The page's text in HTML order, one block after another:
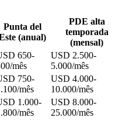
Punta del
(anual)
PDE alta
temporada
(mensal)
650-
mês
USD 2.500-
5.000/mês
750-
mês
USD 4.000-
10.000/mês
1.000-
mês
USD 8.000-
25.000/mês